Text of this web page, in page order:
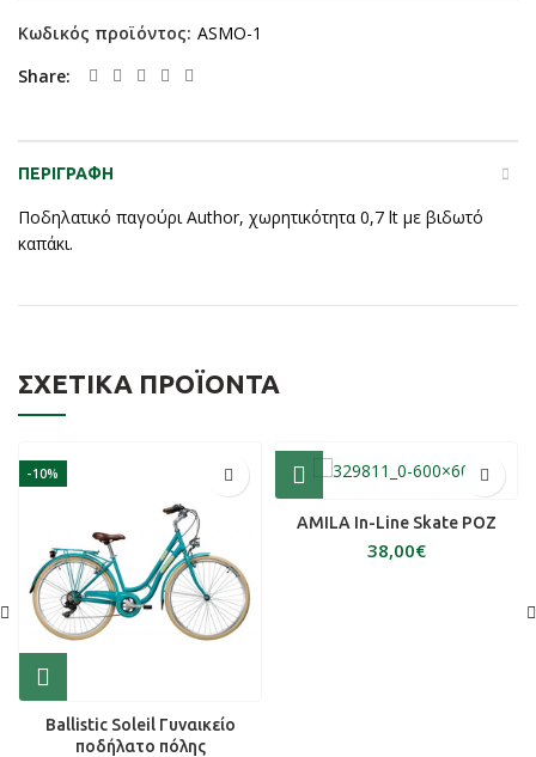
Κωδικός προϊόντος: ASMO-1
Share
ΠΕΡΙΓΡΑΦΉ
Ποδηλατικό παγούρι Author, χωρητικότητα 0,7 lt με βιδωτό
καπάκι.
ΣΧΕΤΙΚΆ ΠΡΟΪΌΝΤΑ
-10%
Ballistic Soleil Γυναικείο
ποδήλατο πόλης
AMILA In-Line Skate ΡΟΖ
€